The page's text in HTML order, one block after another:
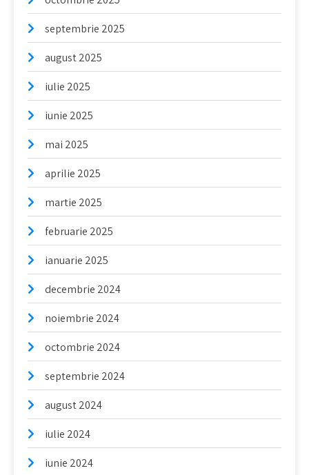
septembrie 2025
august 2025
iulie 2025
iunie 2025
mai 2025
aprilie 2025
martie 2025
februarie 2025
ianuarie 2025
decembrie 2024
noiembrie 2024
octombrie 2024
septembrie 2024
august 2024
iulie 2024
iunie 2024